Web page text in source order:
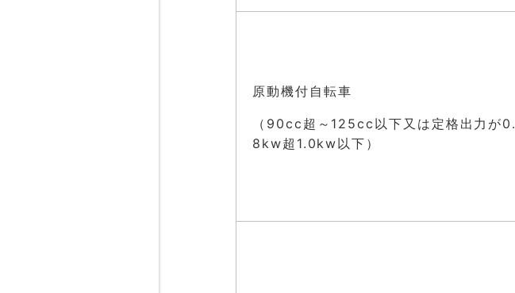
原動機付自転車
（90cc超～125cc以下又は定格出力が0.
8kw超1.0kw以下）